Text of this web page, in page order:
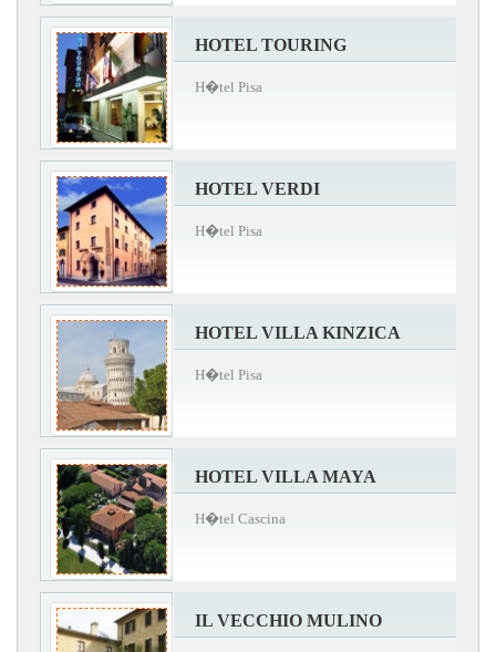
HOTEL TOURING
H�tel Pisa
HOTEL VERDI
H�tel Pisa
HOTEL VILLA KINZICA
H�tel Pisa
HOTEL VILLA MAYA
H�tel Cascina
IL VECCHIO MULINO